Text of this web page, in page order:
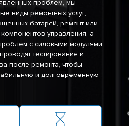
проблем, мы
виды ремонтных услуг,
батарей, ремонт или
управления, а
с силовыми модулями.
тестирование и
после ремонта, чтобы
и долговременную